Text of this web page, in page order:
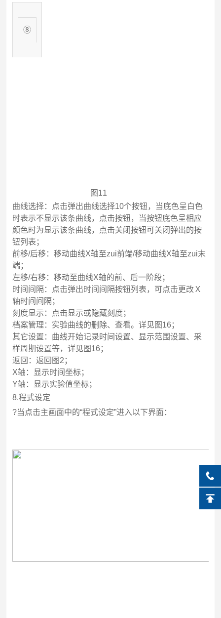
⑧
图11
曲线选择： 点击弹出曲线选择10个按钮，当底色呈白色
时表示不显示该条曲线，点击按钮，当按钮底色呈相应
颜色时为显示该条曲线，点击关闭按钮可关闭弹出的按
钮列表；
前移/后移：移动曲线X轴至zui前端/移动曲线X轴至zui末
端；
左移/右移：移动至曲线X轴的前、后一阶段；
时间间隔：点击弹出时间间隔按钮列表，可点击更改Ｘ
轴时间间隔；
刻度显示：点击显示或隐藏刻度；
档案管理：实验曲线的删除、查看。详见图16；
其它设置：曲线开始记录时间设置、显示范围设置、采
样周期设置等，详见图16；
返回：返回图2；
X轴：显示时间坐标；
Y轴：显示实验值坐标；
8.程式设定
?当点击主画面中的“程式设定”进入以下界面：